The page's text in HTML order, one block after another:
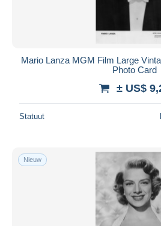
Mario Lanza MGM Film Large
Photo Card
± US$
Statuut
Nieuw